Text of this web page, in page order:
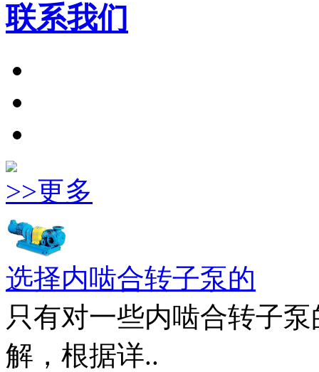
联系我们
>>更多
选择内啮合转子泵的
只有对一些内啮合转子
解，根据详..